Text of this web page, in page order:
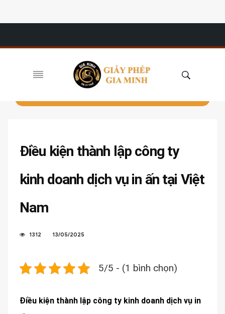
Điều kiện thành lập công ty
kinh doanh dịch vụ in ấn tại Việt
Nam
1312 13/05/2025
5/5 - (1 bình chọn)
Điều kiện thành lập công ty kinh doanh dịch vụ in